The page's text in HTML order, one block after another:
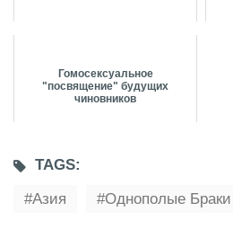
Гомосексуальное
"посвящение" будущих
чиновников
TAGS:
Азия
Однополые Браки